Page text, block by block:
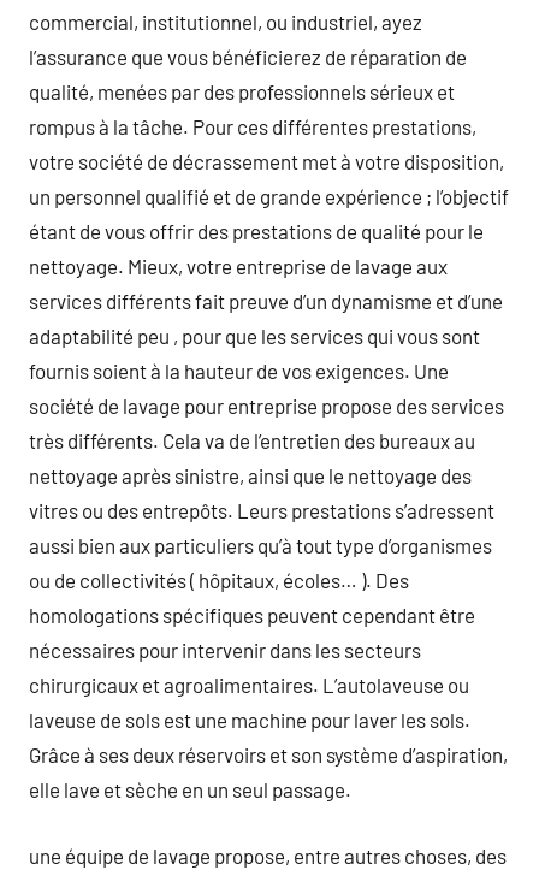
commercial, institutionnel, ou industriel, ayez
l’assurance que vous bénéficierez de réparation de
qualité, menées par des professionnels sérieux et
rompus à la tâche. Pour ces différentes prestations,
votre société de décrassement met à votre disposition,
un personnel qualifié et de grande expérience ; l’objectif
étant de vous offrir des prestations de qualité pour le
nettoyage. Mieux, votre entreprise de lavage aux
services différents fait preuve d’un dynamisme et d’une
adaptabilité peu , pour que les services qui vous sont
fournis soient à la hauteur de vos exigences. Une
société de lavage pour entreprise propose des services
très différents. Cela va de l’entretien des bureaux au
nettoyage après sinistre, ainsi que le nettoyage des
vitres ou des entrepôts. Leurs prestations s’adressent
aussi bien aux particuliers qu’à tout type d’organismes
ou de collectivités ( hôpitaux, écoles… ). Des
homologations spécifiques peuvent cependant être
nécessaires pour intervenir dans les secteurs
chirurgicaux et agroalimentaires. L’autolaveuse ou
laveuse de sols est une machine pour laver les sols.
Grâce à ses deux réservoirs et son système d’aspiration,
elle lave et sèche en un seul passage.
une équipe de lavage propose, entre autres choses, des